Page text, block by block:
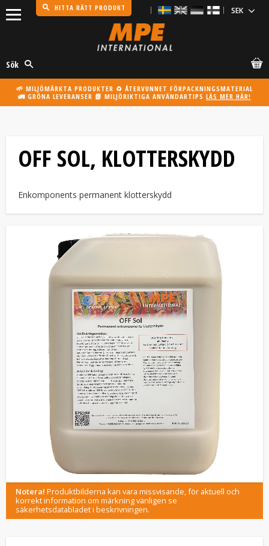
HITTA RÄTT PRODUKT
Sök
🌱 MILJÖMÄRKTA PRODUKTER ♻️ ÅTERVUNNET FÖRPACKNINGSMATERIAL
🚛 GRÖNA LEVERANSER 📗 MILJÖRIKTIGA ANVÄNDARTIPS LÄS MER HÄR!
OFF SOL, KLOTTERSKYDD
Enkomponents permanent klotterskydd
Notera! Produktbilderna kan vara missvisande, för aktuell och
korrekt information om märkning vänligen se
säkerhetsdatabladet i beskrivningen.